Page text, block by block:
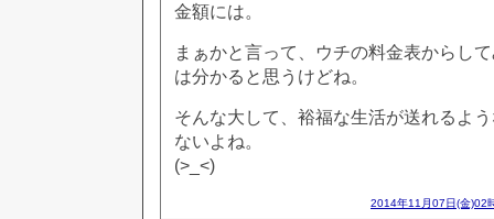
金額には。
まぁかと言って、ウチの料金表からし
は分かると思うけどね。
そんな大して、裕福な生活が送れるよ
ないよね。
(>_<)
2014年11月07日(金)02